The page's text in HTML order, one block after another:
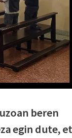
beren
egin dute,